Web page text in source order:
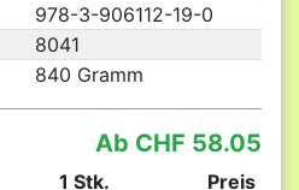
978-3-906112-19-0
8041
840 Gramm
Ab CHF 58.05
1 Stk.
Preis